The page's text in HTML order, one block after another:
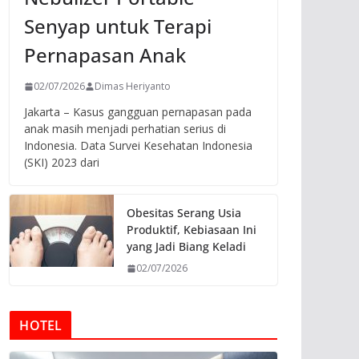
Senyap untuk Terapi
Pernapasan Anak
02/07/2026 Dimas Heriyanto
Jakarta – Kasus gangguan pernapasan pada
anak masih menjadi perhatian serius di
Indonesia. Data Survei Kesehatan Indonesia
(SKI) 2023 dari
Obesitas Serang Usia
Produktif, Kebiasaan Ini
yang Jadi Biang Keladi
02/07/2026
HOTEL